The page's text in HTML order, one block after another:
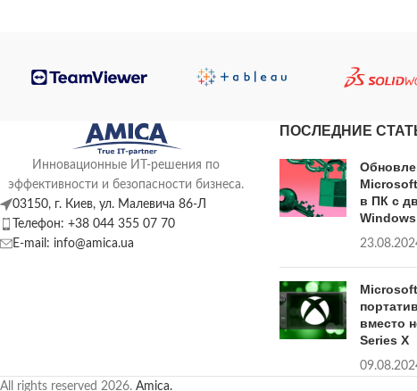
Инновационные ИТ-решения по
эффективности и безопасности бизнеса.
03150, г. Киев, ул. Малевича 86-Л
Телефон: +38 044 355 07 70
E-mail: info@amica.ua
ПОСЛЕДНИЕ
в ПК с
вместо
Series X
All rights reserved 2026. Amica.